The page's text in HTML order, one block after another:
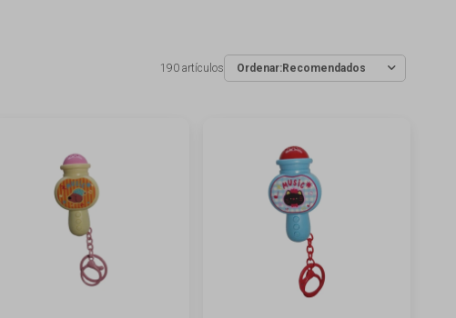
190 artículos Recomendados